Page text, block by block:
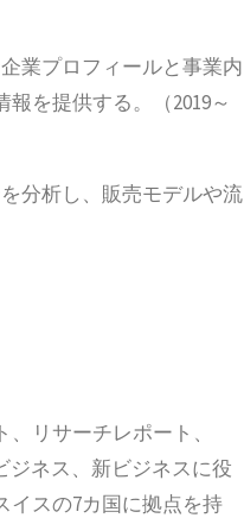
業プロフィールと事業内
を提供する。（2019～
分析し、販売モデルや流
リサーチレポート、
ジネス、新ビジネスに役
イスの7カ国に拠点を持